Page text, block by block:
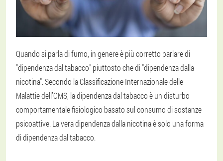
Quando si parla di fumo, in genere è più corretto parlare di
"dipendenza dal tabacco" piuttosto che di "dipendenza dalla
nicotina". Secondo la Classificazione Internazionale delle
Malattie dell’OMS, la dipendenza dal tabacco è un disturbo
comportamentale fisiologico basato sul consumo di sostanze
psicoattive. La vera dipendenza dalla nicotina è solo una forma
di dipendenza dal tabacco.